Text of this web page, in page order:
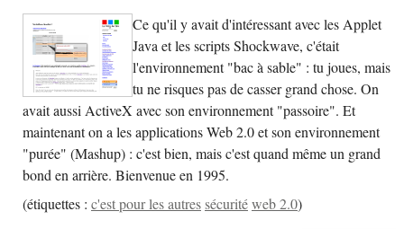
Ce qu'il y avait d'intéressant avec les Applet
Java et les scripts Shockwave, c'était
l'environnement "bac à sable" : tu joues, mais
tu ne risques pas de casser grand chose. On
avait aussi ActiveX avec son environnement "passoire". Et
maintenant on a les applications Web 2.0 et son environnement
"purée" (Mashup) : c'est bien, mais c'est quand même un grand
bond en arrière. Bienvenue en 1995.
(étiquettes : c'est pour les autressécuritéweb 2.0)